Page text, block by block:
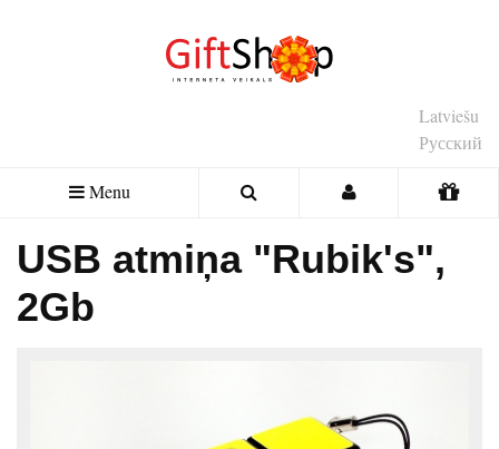
Latviešu
Русский
Menu
USB atmiņa "Rubik's",
2Gb